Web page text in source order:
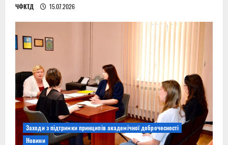
ЧФКТД 15.07.2026
Заходи з підтримки принципів академічної доброчесності
Новини